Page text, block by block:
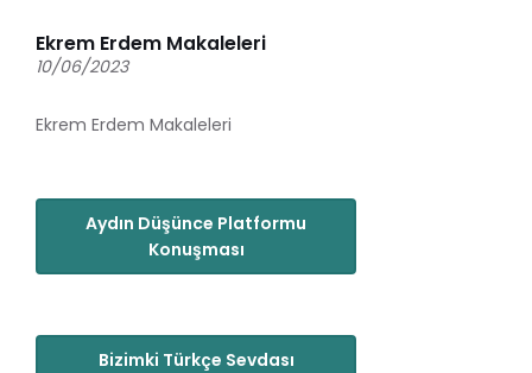
Ekrem Erdem Makaleleri
10/06/2023
Ekrem Erdem Makaleleri
Aydın Düşünce Platformu
Konuşması
Bizimki Türkçe Sevdası